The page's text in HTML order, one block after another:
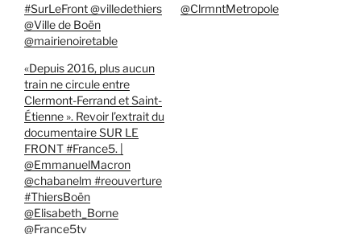
#SurLeFront @villedethiers
@Ville de Boën
@mairienoiretable
@ClrmntMetropole
«Depuis 2016, plus aucun
train ne circule entre
Clermont-Ferrand et Saint-
Étienne ». Revoir l’extrait du
documentaire SUR LE
FRONT #France5. |
@EmmanuelMacron
@chabanelm #reouverture
#ThiersBoën
@Elisabeth_Borne
@France5tv